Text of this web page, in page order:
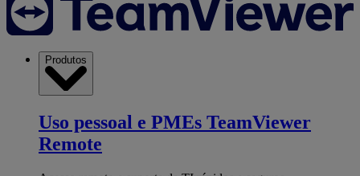
Produtos
Uso pessoal e PMEs TeamViewer
Remote